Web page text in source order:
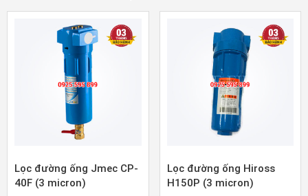
Lọc đường ống Jmec CP-
40F (3 micron)
Lọc đường ống Hiross
H150P (3 micron)